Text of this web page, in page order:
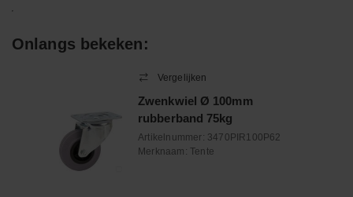
Onlangs bekeken:
Vergelijken
Zwenkwiel Ø 100mm
rubberband 75kg
Artikelnummer: 3470PIR100P62
Merknaam: Tente